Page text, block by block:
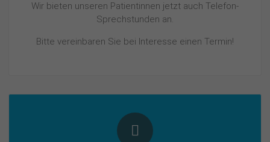
Wir bieten unseren Patientinnen jetzt auch Telefon-
Sprechstunden an.
Bitte vereinbaren Sie bei Interesse einen Termin!